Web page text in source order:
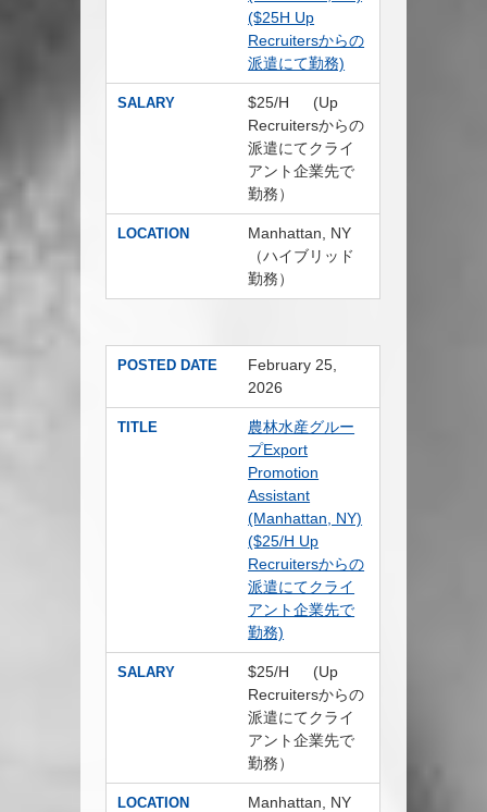
($25H Up
Recruitersからの
派遣にて勤務)
SALARY
$25/H (Up
Recruitersからの
派遣にてクライ
アント企業先で
勤務）
LOCATION
Manhattan, NY
（ハイブリッド
勤務）
POSTED DATE
February 25,
2026
TITLE
農林水産グルー
プExport
Promotion
Assistant
(Manhattan, NY)
($25/H Up
Recruitersからの
派遣にてクライ
アント企業先で
勤務)
SALARY
$25/H (Up
Recruitersからの
派遣にてクライ
アント企業先で
勤務）
LOCATION
Manhattan, NY